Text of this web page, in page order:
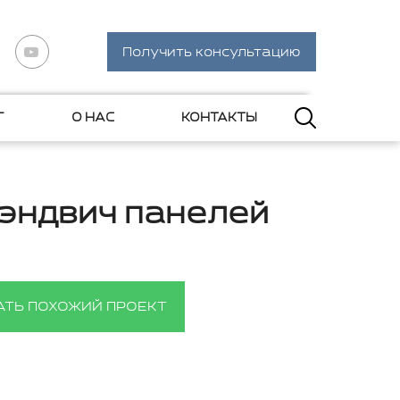
Получить консультацию
О НАС КОНТАКТЫ
панелей
ПОХОЖИЙ ПРОЕКТ